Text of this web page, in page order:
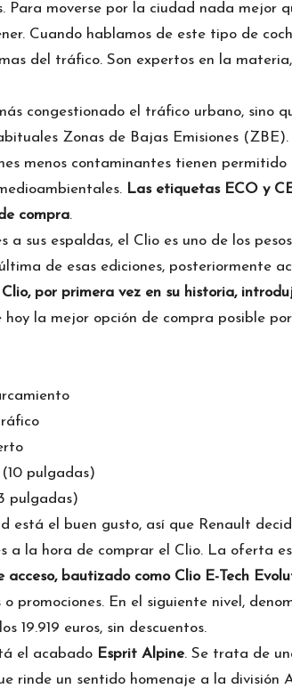
Para moverse por la ciudad nada mejor
Cuando hablamos de este tipo de
del tráfico. Son expertos en la
congestionado el tráfico urbano, sino
Zonas de Bajas Emisiones
menos contaminantes tienen
Las etiquetas ECO y
compra.
a sus espaldas, el Clio es uno de los
de esas ediciones, posteriormente
por primera vez en su historia,
hoy la mejor opción de compra posible
pulgadas)
pulgadas)
está el buen gusto, así que Renault
a la hora de comprar el Clio. La oferta
acceso, bautizado como Clio E-Tech
promociones. En el siguiente nivel,
19.919 euros, sin descuentos.
el acabado Esprit Alpine. Se trata de
rinde un sentido homenaje a la división